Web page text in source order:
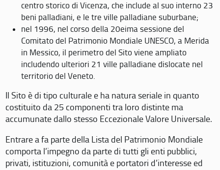
centro storico di Vicenza, che include al suo interno 23
beni palladiani, e le tre ville palladiane suburbane;
nel 1996, nel corso della 20eima sessione del
Comitato del Patrimonio Mondiale UNESCO, a Merida
in Messico, il perimetro del Sito viene ampliato
includendo ulteriori 21 ville palladiane dislocate nel
territorio del Veneto.
Il Sito è di tipo culturale e ha natura seriale in quanto
costituito da 25 componenti tra loro distinte ma
accumunate dallo stesso Eccezionale Valore Universale.
Entrare a fa parte della Lista del Patrimonio Mondiale
comporta l’impegno da parte di tutti gli enti pubblici,
privati, istituzioni, comunità e portatori d’interesse ed